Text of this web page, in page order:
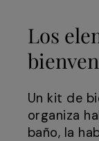
Los
Un kit de
organiza
baño, la